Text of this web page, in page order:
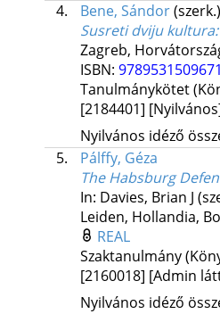
4.
Bene, Sándor(szerk.)
Susreti dviju kultura
Zagreb,
ISBN: 9789531509671
Tanulmánykötet
[2184401]
Nyilvános idéző
5.
Pálffy, Géza
The Habsburg
In: Davies, Brian J
Leiden, Hollandia,
REAL
Szaktanulmány
[2160018] [Admin
Nyilvános idéző